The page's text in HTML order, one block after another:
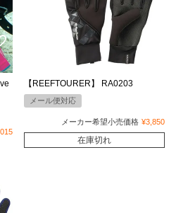
【REEFTOURER】 RA0203
メール便対応
メーカー希望小売価格 ¥3,850
在庫切れ